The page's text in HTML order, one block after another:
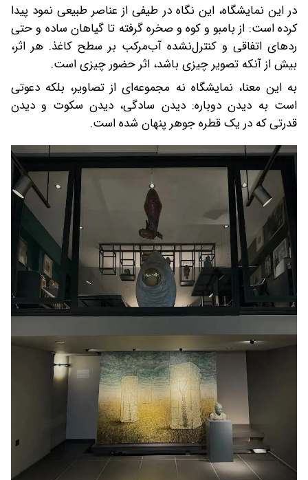
در این نمایشگاه، این نگاه در طیفی از عناصر طبیعی نمود پیدا
کرده است: از بامبو و کوه و صخره گرفته تا گیاهان ساده و حتی
ردهای اتفاقی و کنترل‌نشده آب‌مرکب بر سطح کاغذ. هر اثر،
بیش از آنکه تصویر چیزی باشد، اثر حضور چیزی است.
به این معنا، نمایشگاه نه مجموعه‌ای از تصاویر، بلکه دعوتی
است به دیدن دوباره: دیدن سادگی، دیدن سکوت و دیدن
قدرتی که در یک قطره جوهر پنهان شده است.